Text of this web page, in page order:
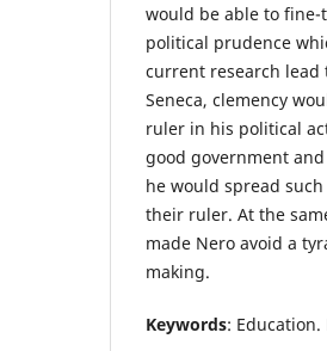
would be able to
political prudence
current research
Seneca, clemency
ruler in his political
good government
he would spread
their ruler. At the
made Nero avoid a
making.
Keywords: Education.